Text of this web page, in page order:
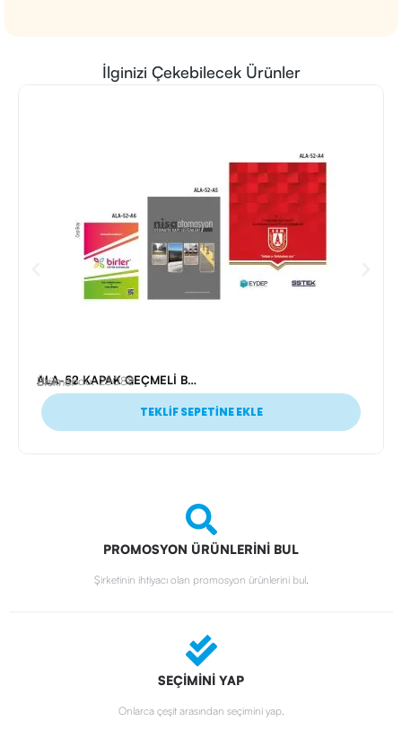
İlginizi Çekebilecek Ürünler
ALA-52 KAPAK GEÇMELİ BLOKNOT
Ürün Kodu: 25088
Bloknot
TEKLİF SEPETİNE EKLE
PROMOSYON ÜRÜNLERİNİ BUL
Şirketinin ihtiyacı olan promosyon ürünlerini bul.
SEÇİMİNİ YAP
Onlarca çeşit arasından seçimini yap.